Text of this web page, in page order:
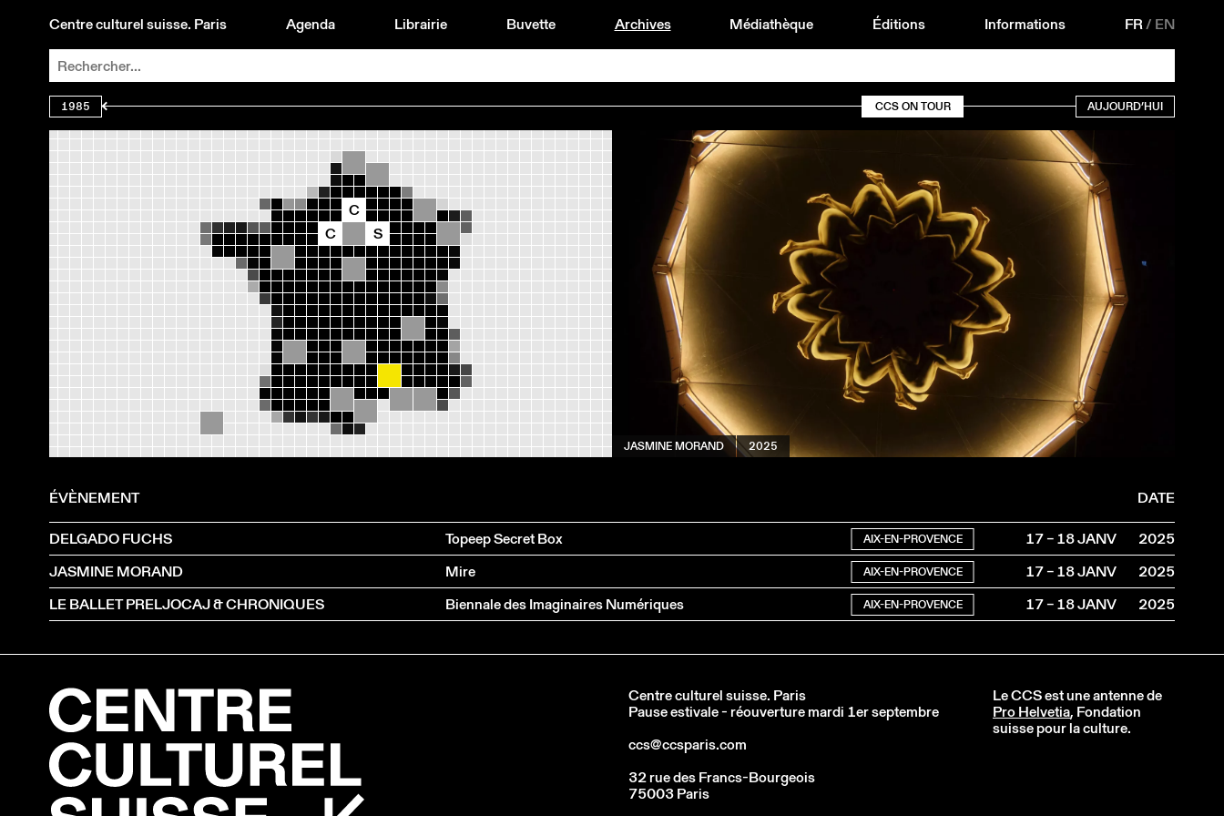
Centre culturel suisse. Paris Agenda Librairie Buvette Archives Médiathèque Éditions Informations FR/ EN
1985 CCS ON TOUR AUJOURD’HUI
C
C
S
JASMINE MORAND 2025
ÉVÈNEMENT
DATE
DELGADO FUCHS
Topeep Secret Box AIX-EN-PROVENCE 17 – 18 JANV
2025
JASMINE MORAND
Mire AIX-EN-PROVENCE 17 – 18 JANV
2025
LE BALLET PRELJOCAJ & CHRONIQUES
Biennale des Imaginaires Numériques AIX-EN-PROVENCE 17 – 18 JANV 2025
Centre culturel suisse. Paris
Pause estivale - réouverture mardi 1er septembre
ccs@ccsparis.com
32 rue des Francs-Bourgeois
75003 Paris
Le CCS est une antenne de
Pro Helvetia, Fondation
suisse pour la culture.